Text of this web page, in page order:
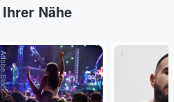
Nähe
Stock